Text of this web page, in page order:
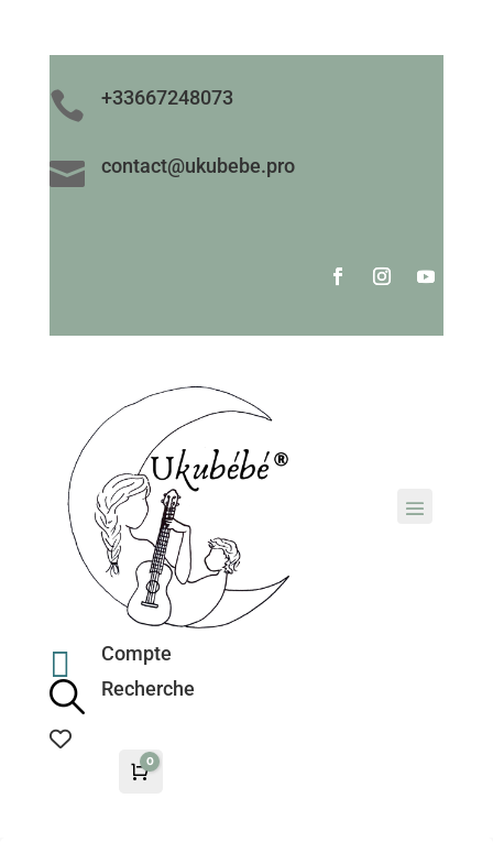
 +33667248073
 contact@ukubebe.pro

Compte
Recherche
Panier
0